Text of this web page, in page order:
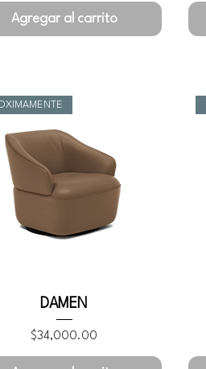
Agregar al carrito
DAMEN
Precio
$34,000.00